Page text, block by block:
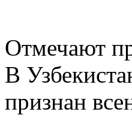
Отмечают
В
признан